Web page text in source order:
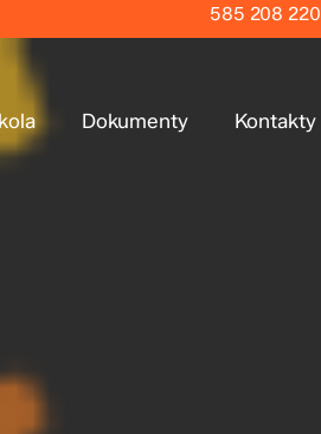
585 208 220
Dokumenty Kontakty